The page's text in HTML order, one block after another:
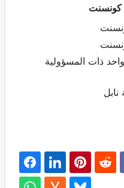
كونسنت
ذات المسؤولية
نابل